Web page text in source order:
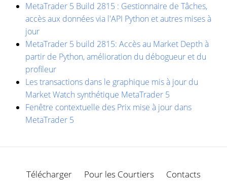
MetaTrader 5 Build 2815 : Gestionnaire de Tâches,
accès aux données via l'API Python et autres mises à
jour
MetaTrader 5 build 2815: Accès au Market Depth à
partir de Python, amélioration du débogueur et du
profileur
Les transactions dans le graphique mis à jour du
Market Watch synthétique MetaTrader 5
Fenêtre contextuelle des Prix ​​mise à jour dans
MetaTrader 5
Télécharger Pour les Courtiers Contacts